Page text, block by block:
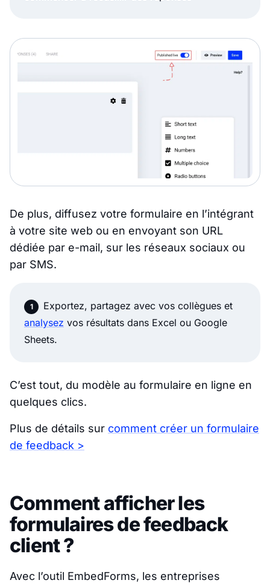
De plus, diffusez votre formulaire en l’intégrant
à votre site web ou en envoyant son URL
dédiée par e-mail, sur les réseaux sociaux ou
par SMS.
Exportez, partagez avec vos collègues et
analysez vos résultats dans Excel ou Google
Sheets.
C’est tout, du modèle au formulaire en ligne en
quelques clics.
Plus de détails sur comment créer un formulaire
de feedback >
Comment afficher les
formulaires de feedback
client ?
Avec l’outil EmbedForms, les entreprises